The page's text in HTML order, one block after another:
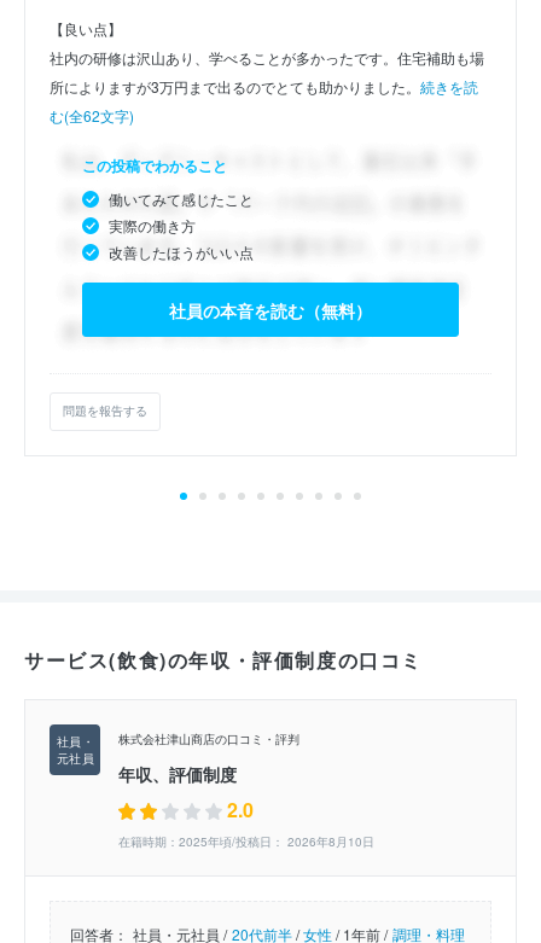
【良い点】
社内の研修は沢山あり、学べることが多かったです。住宅補助も場
所によりますが3万円まで出るのでとても助かりました。 続きを読
む(全62文字)
この投稿でわかること
働いてみて感じたこと
実際の働き方
改善したほうがいい点
社員の本音を読む（無料）
問題を報告する
サービス(飲食)の年収・評価制度の口コミ
株式会社津山商店の口コミ・評判
年収、評価制度
2.0
在籍時期：2025年頃/投稿日： 2026年8月10日
回答者： 社員・元社員 / 20代前半/女性/1年前 / 調理・料理